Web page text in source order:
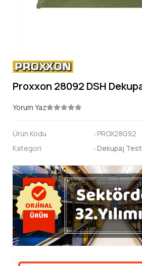
Proxxon 28092 DSH
Yorum Yaz
Ürün Kodu : PROX28092
Kategori
: Dekupaj